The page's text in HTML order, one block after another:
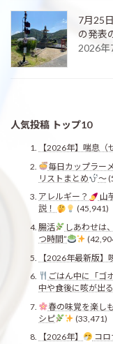
7月25
の発表
2026年
人気投稿 トップ10
【2026年】喘息
毎日カップラー
リストまとめ
〜
アレルギー？
山
説！
(45,941)
腸活
しあわせは
つ時間”
【2026年最新版
ごはん中に「ゴ
中や食後に咳が出
春の味覚を楽し
シピ
(33,471)
【2026年】
コ